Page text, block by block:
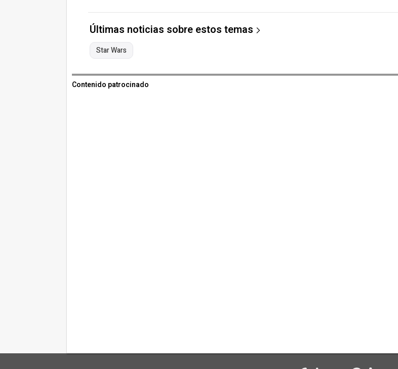
Últimas noticias sobre estos temas
Star Wars
Contenido patrocinado